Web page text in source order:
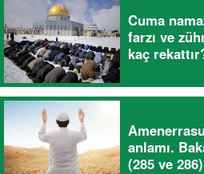
Cuma
farzı ve
kaç
anlamı.
(285 ve 286)